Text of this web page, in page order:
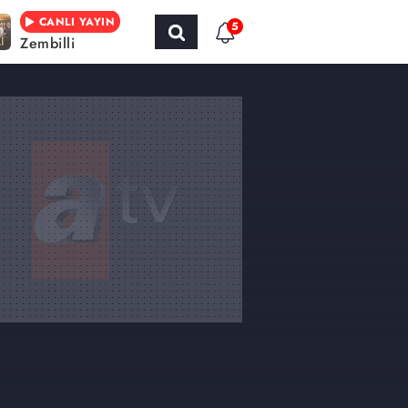
CANLI YAYIN
Zembilli
5